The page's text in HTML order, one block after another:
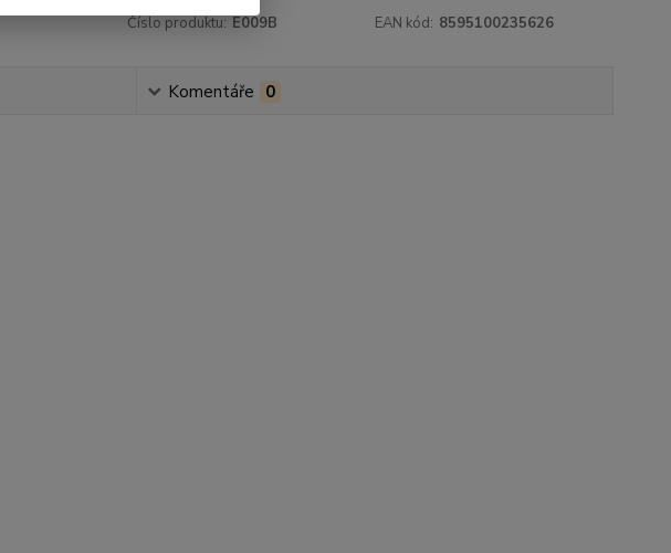
Číslo produktu: E009B EAN kód: 8595100235626
Komentáře 0